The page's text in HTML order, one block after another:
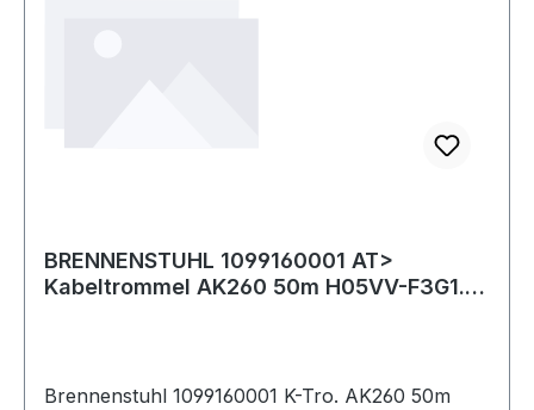
BRENNENSTUHL 1099160001 AT>
Kabeltrommel AK260 50m H05VV-F3G1.5
Brennenstuhl 1099160001 K-Tro. AK260 50m